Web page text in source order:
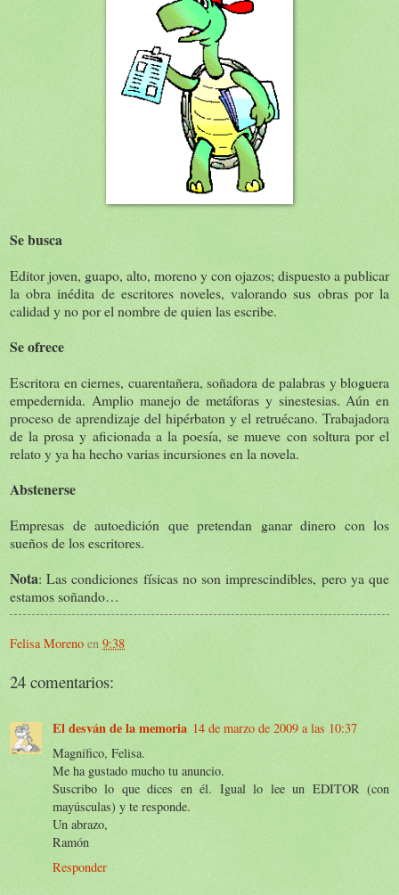
Se busca
Editor joven, guapo, alto, moreno y con ojazos; dispuesto a publicar
la obra inédita de escritores noveles, valorando sus obras por la
calidad y no por el nombre de quien las escribe.
Se ofrece
Escritora en ciernes, cuarentañera, soñadora de palabras y bloguera
empedernida. Amplio manejo de metáforas y sinestesias. Aún en
proceso de aprendizaje del hipérbaton y el retruécano. Trabajadora
de la prosa y aficionada a la poesía, se mueve con soltura por el
relato y ya ha hecho varias incursiones en la novela.
Abstenerse
Empresas de autoedición que pretendan ganar dinero con los
sueños de los escritores.
Nota: Las condiciones físicas no son imprescindibles, pero ya que
estamos soñando…
Felisa Moreno en 9:38
24 comentarios:
El desván de la memoria 14 de marzo de 2009 a las 10:37
Magnífico, Felisa.
Me ha gustado mucho tu anuncio.
Suscribo lo que dices en él. Igual lo lee un EDITOR (con
mayúsculas) y te responde.
Un abrazo,
Ramón
Responder